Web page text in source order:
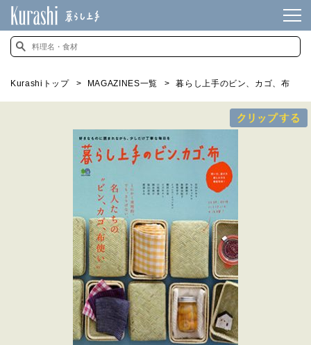
Kurashiトップ MAGAZINES一覧 暮らし上手のビン、カゴ、布